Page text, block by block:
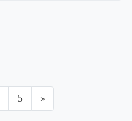
5 »